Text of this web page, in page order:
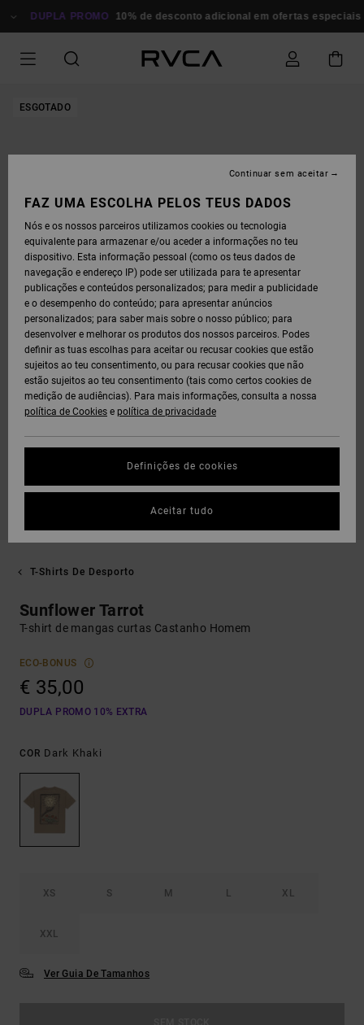
PARA
DUPLA PROMO 10% de desconto adicional em ofertas especiais
ESGOTADO
T-Shirts De Desporto
Sunflower Tarrot
T-shirt de mangas curtas Castanho Homem
ECO-BONUS
€ 35,00
DUPLA PROMO 10% EXTRA
COR Dark Khaki
XS S M L XL
XXL
Ver Guia De Tamanhos
FAZ UMA ESCOLHA PELOS TEUS DADOS
Nós e os nossos parceiros utilizamos cookies ou tecnologia
equivalente para armazenar e/ou aceder a informações no teu
dispositivo. Esta informação pessoal (como os teus dados de
navegação e endereço IP) pode ser utilizada para te apresentar
publicações e conteúdos personalizados; para medir a publicidade
e o desempenho do conteúdo; para apresentar anúncios
personalizados; para saber mais sobre o nosso público; para
desenvolver e melhorar os produtos dos nossos parceiros. Podes
definir as tuas escolhas para aceitar ou recusar cookies que estão
sujeitos ao teu consentimento, ou para recusar cookies que não
estão sujeitos ao teu consentimento (tais como certos cookies de
medição de audiências). Para mais informações, consulta a nossa
política de Cookies e política de privacidade
Definições de cookies
Continuar sem aceitar
Aceitar tudo